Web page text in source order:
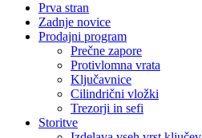
Prva stran
Zadnje novice
Prodajni program
Prečne zapore
Protivlomna vrata
Ključavnice
Cilindrični vložki
Trezorji in sefi
Storitve